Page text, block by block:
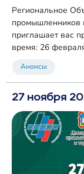
Региональное
промышленников
приглашает вас
время: 26
Анонсы
27 ноября